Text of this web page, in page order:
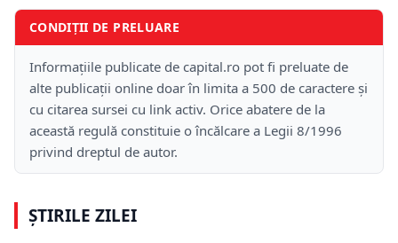
CONDIȚII DE PRELUARE
Informațiile publicate de capital.ro pot fi preluate de
alte publicații online doar în limita a 500 de caractere și
cu citarea sursei cu link activ. Orice abatere de la
această regulă constituie o încălcare a Legii 8/1996
privind dreptul de autor.
ȘTIRILE ZILEI